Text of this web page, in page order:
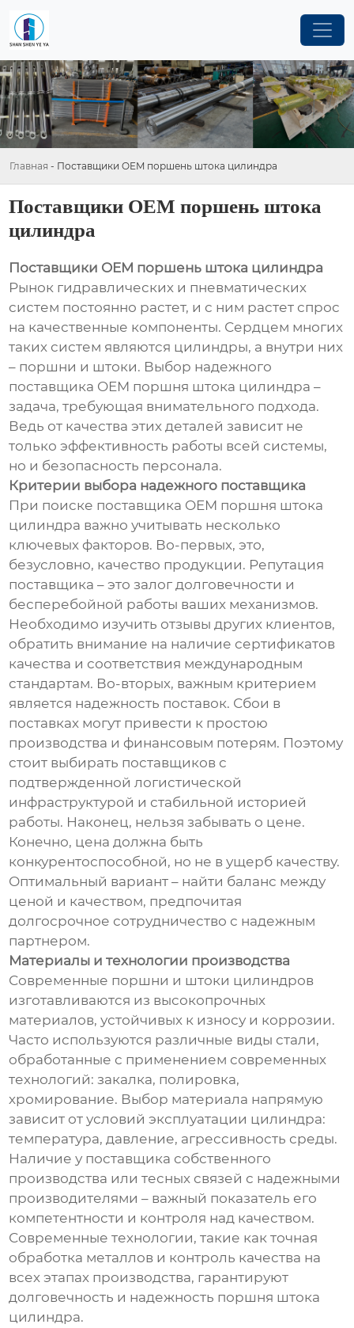
Главная - Поставщики OEM поршень штока цилиндра
Поставщики OEM поршень штока
цилиндра
Поставщики OEM поршень штока цилиндра
Рынок гидравлических и пневматических
систем постоянно растет, и с ним растет спрос
на качественные компоненты. Сердцем многих
таких систем являются цилиндры, а внутри них
– поршни и штоки. Выбор надежного
поставщика OEM поршня штока цилиндра –
задача, требующая внимательного подхода.
Ведь от качества этих деталей зависит не
только эффективность работы всей системы,
но и безопасность персонала.
Критерии выбора надежного поставщика
При поиске поставщика OEM поршня штока
цилиндра важно учитывать несколько
ключевых факторов. Во-первых, это,
безусловно, качество продукции. Репутация
поставщика – это залог долговечности и
бесперебойной работы ваших механизмов.
Необходимо изучить отзывы других клиентов,
обратить внимание на наличие сертификатов
качества и соответствия международным
стандартам. Во-вторых, важным критерием
является надежность поставок. Сбои в
поставках могут привести к простою
производства и финансовым потерям. Поэтому
стоит выбирать поставщиков с
подтвержденной логистической
инфраструктурой и стабильной историей
работы. Наконец, нельзя забывать о цене.
Конечно, цена должна быть
конкурентоспособной, но не в ущерб качеству.
Оптимальный вариант – найти баланс между
ценой и качеством, предпочитая
долгосрочное сотрудничество с надежным
партнером.
Материалы и технологии производства
Современные поршни и штоки цилиндров
изготавливаются из высокопрочных
материалов, устойчивых к износу и коррозии.
Часто используются различные виды стали,
обработанные с применением современных
технологий: закалка, полировка,
хромирование. Выбор материала напрямую
зависит от условий эксплуатации цилиндра:
температура, давление, агрессивность среды.
Наличие у поставщика собственного
производства или тесных связей с надежными
производителями – важный показатель его
компетентности и контроля над качеством.
Современные технологии, такие как точная
обработка металлов и контроль качества на
всех этапах производства, гарантируют
долговечность и надежность поршня штока
цилиндра.